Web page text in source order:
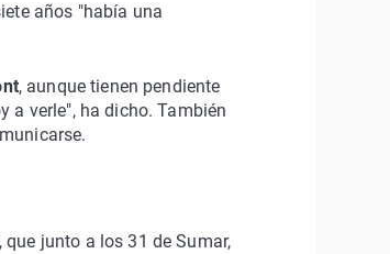
años "había una
, aunque tienen pendiente
a verle", ha dicho. También
junto a los 31 de Sumar,